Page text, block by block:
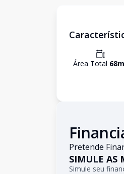
Área Total 68
Pretende
SIMULE AS
Simule seu